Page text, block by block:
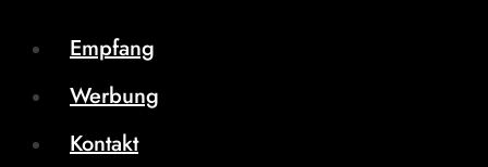
Empfang
Werbung
Kontakt